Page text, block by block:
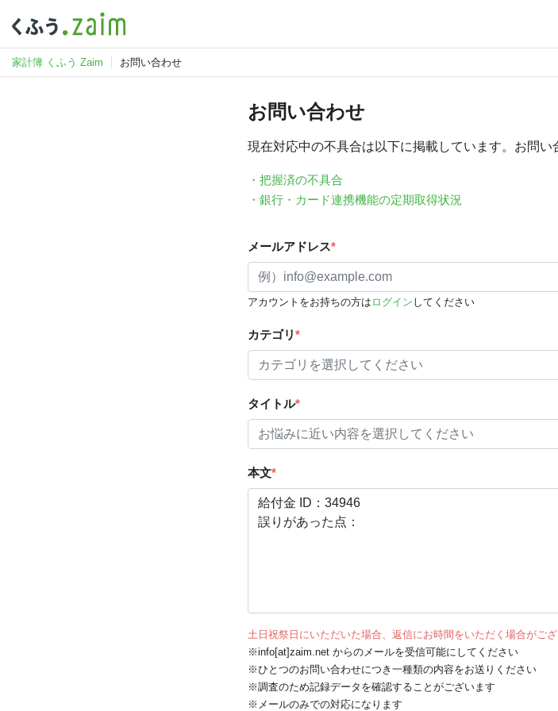
家計簿 くふう Zaim お問い合わせ
お問い合わせ
現在対応中の不具合は以下に掲載しています。お問い
・把握済の不具合
・銀行・カード連携機能の定期取得状況
メールアドレス*
アカウントをお持ちの方は ログイン してください
カテゴリ*
タイトル*
本文*
土日祝祭日にいただいた場合、返信にお時間をいただく場合がござ
※info[at]zaim.net からのメールを受信可能にしてください
※ひとつのお問い合わせにつき一種類の内容をお送りください
※調査のため記録データを確認することがございます
※メールのみでの対応になります